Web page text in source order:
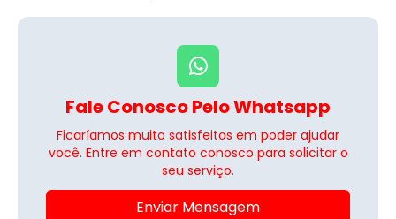
Fale Conosco Pelo Whatsapp
Ficaríamos muito satisfeitos em poder ajudar
você. Entre em contato conosco para solicitar o
seu serviço.
Enviar Mensagem